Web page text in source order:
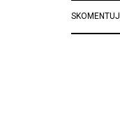
SKOMENTUJ